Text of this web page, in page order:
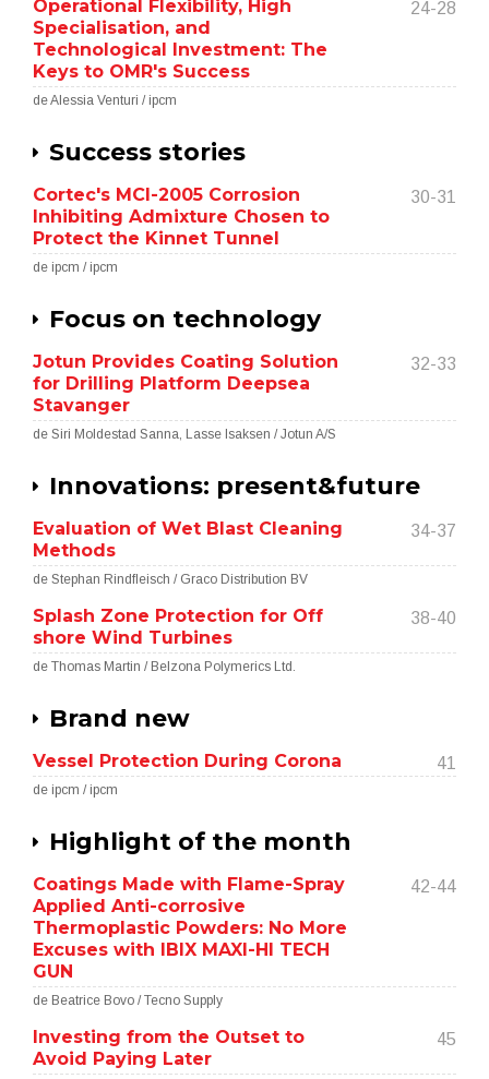
Operational Flexibility, High
Specialisation, and
Technological Investment: The
Keys to OMR's Success
24-28
de Alessia Venturi / ipcm
Success stories
Cortec's MCI-2005 Corrosion
Inhibiting Admixture Chosen to
Protect the Kinnet Tunnel
30-31
de ipcm / ipcm
Focus on technology
Jotun Provides Coating Solution
for Drilling Platform Deepsea
Stavanger
32-33
de Siri Moldestad Sanna, Lasse Isaksen / Jotun A/S
Innovations: present&future
Evaluation of Wet Blast Cleaning
Methods
34-37
de Stephan Rindfleisch / Graco Distribution BV
Splash Zone Protection for Off
shore Wind Turbines
38-40
de Thomas Martin / Belzona Polymerics Ltd.
Brand new
Vessel Protection During Corona 41
de ipcm / ipcm
Highlight of the month
Coatings Made with Flame-Spray
Applied Anti-corrosive
Thermoplastic Powders: No More
Excuses with IBIX MAXI-HI TECH
GUN
42-44
de Beatrice Bovo / Tecno Supply
Investing from the Outset to
Avoid Paying Later
45